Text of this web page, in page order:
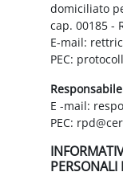
domiciliato
cap. 00185 -
E-mail:
PEC:
E -mail:
PEC: